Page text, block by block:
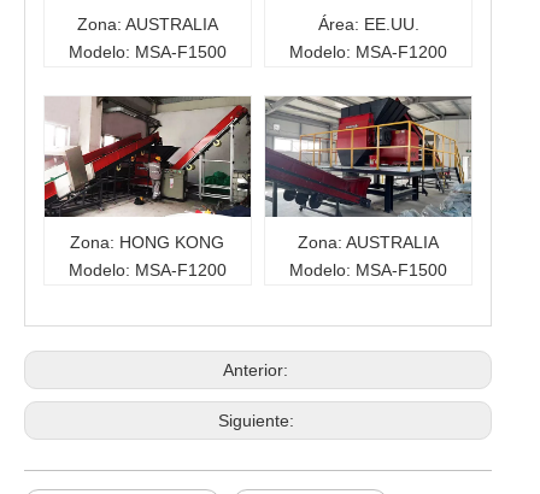
Zona: AUSTRALIA
Modelo: MSA-F1500
Área: EE.UU.
Modelo: MSA-F1200
Zona: HONG KONG
Modelo: MSA-F1200
Zona: AUSTRALIA
Modelo: MSA-F1500
Anterior:
Siguiente: